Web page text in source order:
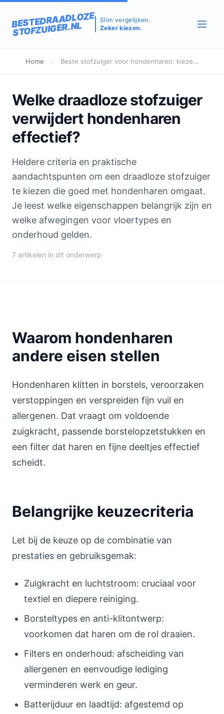
BESTEDRAADLOZE
STOFZUIGER.NL
Slim vergelijken.
Zeker kiezen.
Home / Beste stofzuiger voor hondenharen: kieze...
Welke draadloze stofzuiger
verwijdert hondenharen
effectief?
Heldere criteria en praktische
aandachtspunten om een draadloze stofzuiger
te kiezen die goed met hondenharen omgaat.
Je leest welke eigenschappen belangrijk zijn en
welke afwegingen voor vloertypes en
onderhoud gelden.
7 artikelen in dit onderwerp
Waarom hondenharen
andere eisen stellen
Hondenharen klitten in borstels, veroorzaken
verstoppingen en verspreiden fijn vuil en
allergenen. Dat vraagt om voldoende
zuigkracht, passende borstelopzetstukken en
een filter dat haren en fijne deeltjes effectief
scheidt.
Belangrijke keuzecriteria
Let bij de keuze op de combinatie van
prestaties en gebruiksgemak:
Zuigkracht en luchtstroom: cruciaal voor
textiel en diepere reiniging.
Borsteltypes en anti-klitontwerp:
voorkomen dat haren om de rol draaien.
Filters en onderhoud: afscheiding van
allergenen en eenvoudige lediging
verminderen werk en geur.
Batterijduur en laadtijd: afgestemd op